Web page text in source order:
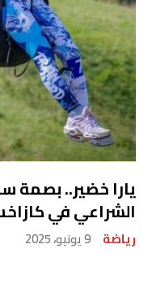
يارا خضير.. بصمة
الشراعي في
رياضة 9 يونيو، 2025